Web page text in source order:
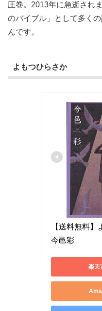
圧巻。2013年に急逝され
のバイブル」として多く
んです。
よもつひらさか
【送料無料】
今邑彩
楽天